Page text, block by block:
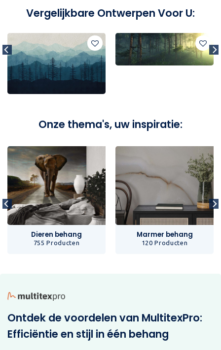
Vergelijkbare Ontwerpen Voor U:
Onze thema's, uw inspiratie:
Dieren behang
755 Producten
Marmer behang
120 Producten
Ontdek de voordelen van MultitexPro:
Efficiëntie en stijl in één behang